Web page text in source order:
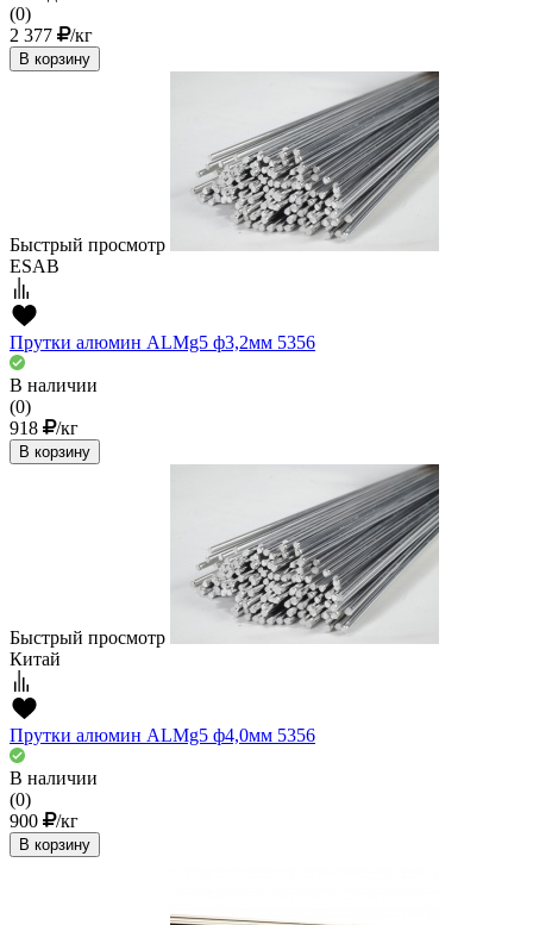
(0)
2 377
/кг
В корзину
Быстрый просмотр
ESAB
Прутки алюмин ALMg5 ф3,2мм 5356
В наличии
(0)
918
/кг
В корзину
Быстрый просмотр
Китай
Прутки алюмин ALMg5 ф4,0мм 5356
В наличии
(0)
900
/кг
В корзину